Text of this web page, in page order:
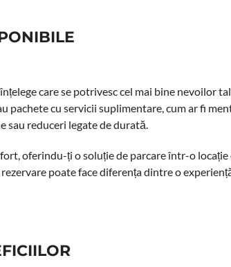
care se potrivesc cel mai bine nevoilor
cu servicii suplimentare, cum ar fi
sau reduceri legate de durată.
oferindu-ți o soluție de parcare într-o
poate face diferența dintre o